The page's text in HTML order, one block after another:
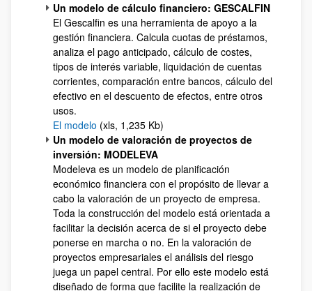
Un modelo de cálculo financiero: GESCALFIN
El Gescalfin es una herramienta de apoyo a la
gestión financiera. Calcula cuotas de préstamos,
analiza el pago anticipado, cálculo de costes,
tipos de interés variable, liquidación de cuentas
corrientes, comparación entre bancos, cálculo del
efectivo en el descuento de efectos, entre otros
usos.
El modelo (xls, 1,235 Kb)
Un modelo de valoración de proyectos de
inversión: MODELEVA
Modeleva es un modelo de planificación
económico financiera con el propósito de llevar a
cabo la valoración de un proyecto de empresa.
Toda la construcción del modelo está orientada a
facilitar la decisión acerca de si el proyecto debe
ponerse en marcha o no. En la valoración de
proyectos empresariales el análisis del riesgo
juega un papel central. Por ello este modelo está
diseñado de forma que facilite la realización de